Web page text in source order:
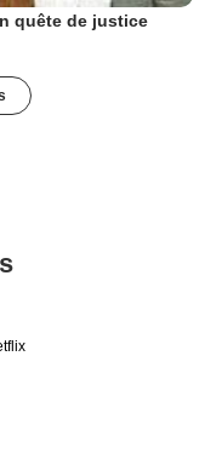
quête de justice